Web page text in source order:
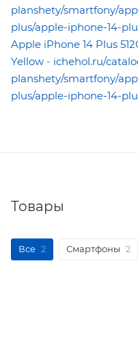
planshety/smartfony/
plus/apple-iphone-14-
Apple iPhone 14 Plus
Yellow - ichehol.ru/
planshety/smartfony/
plus/apple-iphone-14-
Товары
Все 2 Смартфоны 2